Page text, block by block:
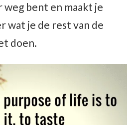
bent en maakt je
wat je de rest van de
doen.